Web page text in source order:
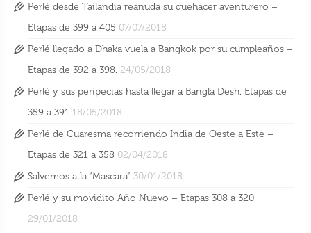
Perlé, rumbo a China, atravesando Vietnam
de Sur a Norte
6 Oct 2018
Perlé desde Tailandia reanuda su quehacer aventurero –
Etapas de 399 a 405 07/07/2018
Perlé llegado a Dhaka vuela a Bangkok por su cumpleaños –
Etapas de 392 a 398. 24/05/2018
Perlé y sus peripecias hasta llegar a Bangla Desh. Etapas de
359 a 391 18/05/2018
Perlé de Cuaresma recorriendo India de Oeste a Este –
Etapas de 321 a 358 02/04/2018
Salvemos a la “Mascara” 30/01/2018
Perlé y su movidito Año Nuevo – Etapas 308 a 320
29/01/2018